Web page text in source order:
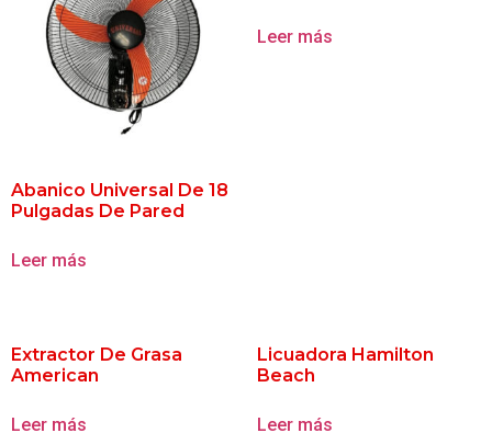
Abanico Universal De 18
Pulgadas De Pared
Leer más
Leer más
Extractor De Grasa
American
Leer más
Licuadora Hamilton
Beach
Leer más